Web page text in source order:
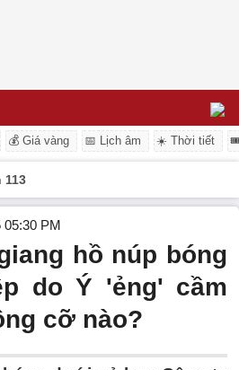
💰 Giá vàng 📅 Lịch âm ☀️ Thời tiết
113
05:30 PM
hồ núp bóng
do Ý 'ẻng' cầm
cỡ nào?